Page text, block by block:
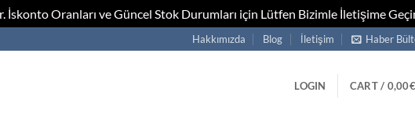
İskonto Oranları ve Güncel Stok Durumları için Lütfen Bizimle İletişime
Hakkımızda Blog İletişim Haber
LOGIN CART / 0,00€